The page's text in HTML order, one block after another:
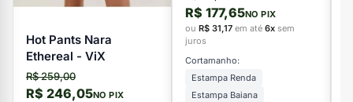
Hot Pants Nara
Ethereal - ViX
R$ 259,00
R$ 246,05NO PIX
R$ 177,65NO PIX
ou R$ 31,17 em até 6x sem
juros
Cortamanho:
Estampa Renda
Estampa Baiana